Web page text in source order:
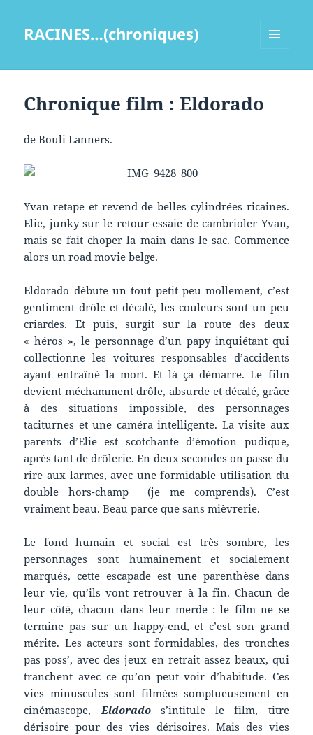
RACINES…(chroniques)
Chronique film : Eldorado
de Bouli Lanners.
Yvan retape et revend de belles cylindrées ricaines.
Elie, junky sur le retour essaie de cambrioler Yvan,
mais se fait choper la main dans le sac. Commence
alors un road movie belge.
Eldorado débute un tout petit peu mollement, c’est
gentiment drôle et décalé, les couleurs sont un peu
criardes. Et puis, surgit sur la route des deux
« héros », le personnage d’un papy inquiétant qui
collectionne les voitures responsables d’accidents
ayant entraîné la mort. Et là ça démarre. Le film
devient méchamment drôle, absurde et décalé, grâce
à des situations impossible, des personnages
taciturnes et une caméra intelligente. La visite aux
parents d’Elie est scotchante d’émotion pudique,
après tant de drôlerie. En deux secondes on passe du
rire aux larmes, avec une formidable utilisation du
double hors-champ (je me comprends). C’est
vraiment beau. Beau parce que sans mièvrerie.
Le fond humain et social est très sombre, les
personnages sont humainement et socialement
marqués, cette escapade est une parenthèse dans
leur vie, qu’ils vont retrouver à la fin. Chacun de
leur côté, chacun dans leur merde : le film ne se
termine pas sur un happy-end, et c’est son grand
mérite. Les acteurs sont formidables, des tronches
pas poss’, avec des jeux en retrait assez beaux, qui
tranchent avec ce qu’on peut voir d’habitude. Ces
vies minuscules sont filmées somptueusement en
cinémascope,Eldorados’intitule le film, titre
dérisoire pour des vies dérisoires. Mais des vies